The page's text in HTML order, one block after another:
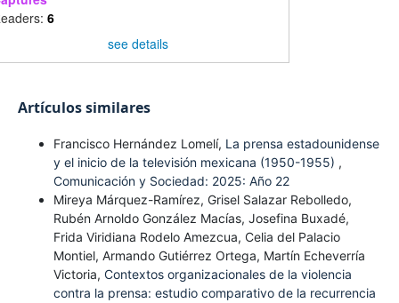
6
see details
Artículos similares
Francisco Hernández Lomelí, La prensa estadounidense
y el inicio de la televisión mexicana (1950-1955) ,
Comunicación y Sociedad: 2025: Año 22
Mireya Márquez-Ramírez, Grisel Salazar Rebolledo,
Rubén Arnoldo González Macías, Josefina Buxadé,
Frida Viridiana Rodelo Amezcua, Celia del Palacio
Montiel, Armando Gutiérrez Ortega, Martín Echeverría
Victoria, Contextos organizacionales de la violencia
contra la prensa: estudio comparativo de la recurrencia